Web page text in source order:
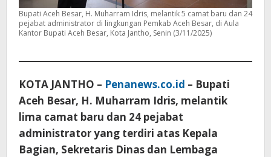
Bupati Aceh Besar, H. Muharram Idris, melantik 5 camat baru dan 24
pejabat administrator di lingkungan Pemkab Aceh Besar, di Aula
Kantor Bupati Aceh Besar, Kota Jantho, Senin (3/11/2025)
KOTA JANTHO – Penanews.co.id – Bupati
Aceh Besar, H. Muharram Idris, melantik
lima camat baru dan 24 pejabat
administrator yang terdiri atas Kepala
Bagian, Sekretaris Dinas dan Lembaga